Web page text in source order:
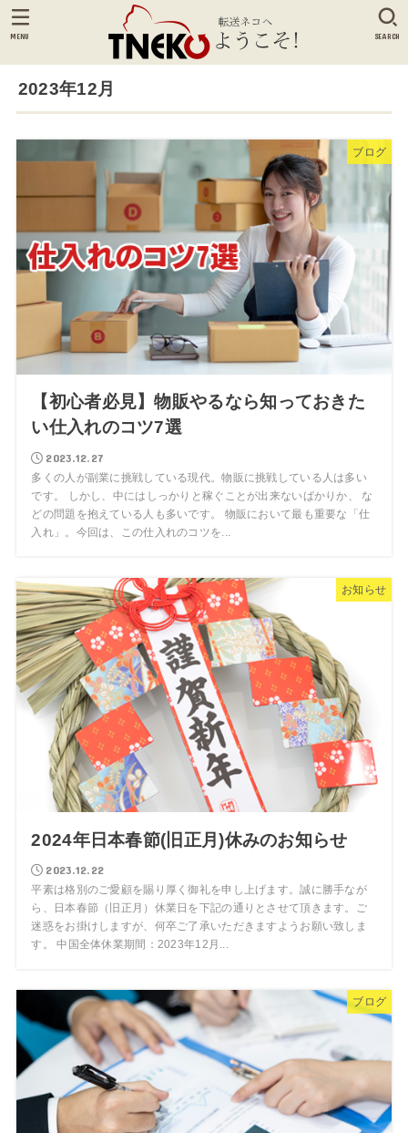
SEARCH
MENU
2023年12月
ブログ
【初心者必見】物販やるなら知っておきた
い仕入れのコツ7選
2023.12.27
多くの人が副業に挑戦している現代。物販に挑戦している人は多い
です。 しかし、中にはしっかりと稼ぐことが出来ないばかりか、 な
どの問題を抱えている人も多いです。 物販において最も重要な「仕
入れ」。今回は、この仕入れのコツを...
お知らせ
2024年日本春節(旧正月)休みのお知らせ
2023.12.22
平素は格別のご愛顧を賜り厚く御礼を申し上げます。誠に勝手なが
ら、日本春節（旧正月）休業日を下記の通りとさせて頂きます。ご
迷惑をお掛けしますが、何卒ご了承いただきますようお願い致しま
す。 中国全体休業期間：2023年12月...
ブログ